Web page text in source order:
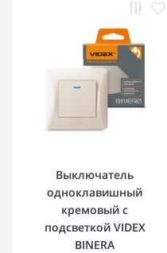
Выключатель
одноклавишный
кремовый с
подсветкой VIDEX
BINERA